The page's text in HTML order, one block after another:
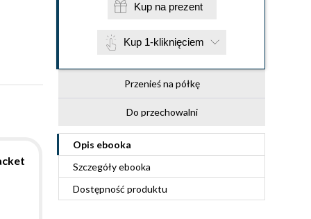
Kup na prezent
Kup 1-kliknięciem
Przenieś na półkę
Do przechowalni
Opis ebooka
Szczegółyebooka
Dostępność produktu